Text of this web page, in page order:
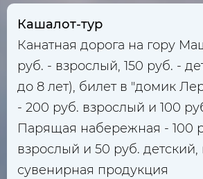
Кашалот-тур
Канатная дорога на гору
руб. - взрослый, 150 руб. -
до 8 лет), билет в "домик
- 200 руб. взрослый и 100
Парящая набережная - 100
взрослый и 50 руб. детский,
сувенирная продукция